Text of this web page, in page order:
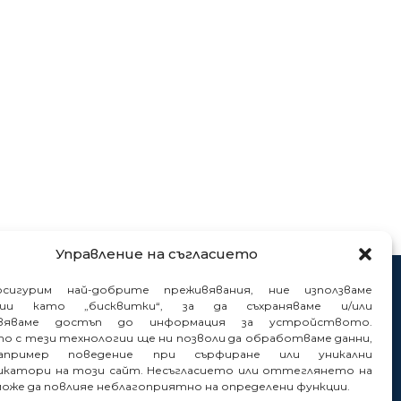
Управление на съгласието
най-добрите преживявания, ние използваме
като „бисквитки“, за да съхраняваме и/или
достъп до информация за устройството.
с тези технологии ще ни позволи да обработваме данни,
поведение при сърфиране или уникални
на този сайт. Несъгласието или оттеглянето на
да повлияе неблагоприятно на определени функции.